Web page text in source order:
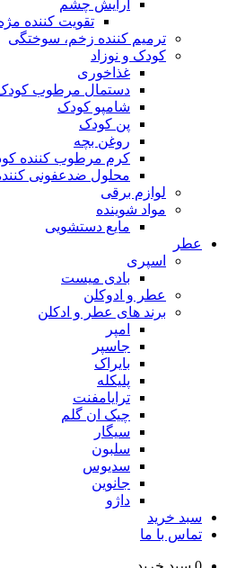
آرایش چشم
تقویت کننده
ترمیم کننده زخم، سوختگی
کودک و نوزاد
غذاخوری
دستمال مرطوب
شامپو کودک
پن کودک
روغن بچه
کرم مرطوب کننده
محلول ضدعفونی
لوازم برقی
مواد شوینده
مایع دستشویی
عطر
اسپری
بادی میست
عطر و ادوکلن
برند های عطر و ادکلن
امپر
جاسپر
بایراک
پلیکله
ترایامفنت
چیک ان گلم
سیگار
سلبون
سدیوس
جانوین
داژو
سبد خرید
تماس با ما